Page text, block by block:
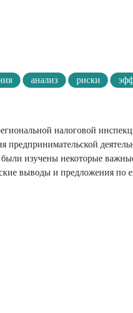
анализ риски
налоговой
предпринимательской
изучены некоторые
выводы и предложения по